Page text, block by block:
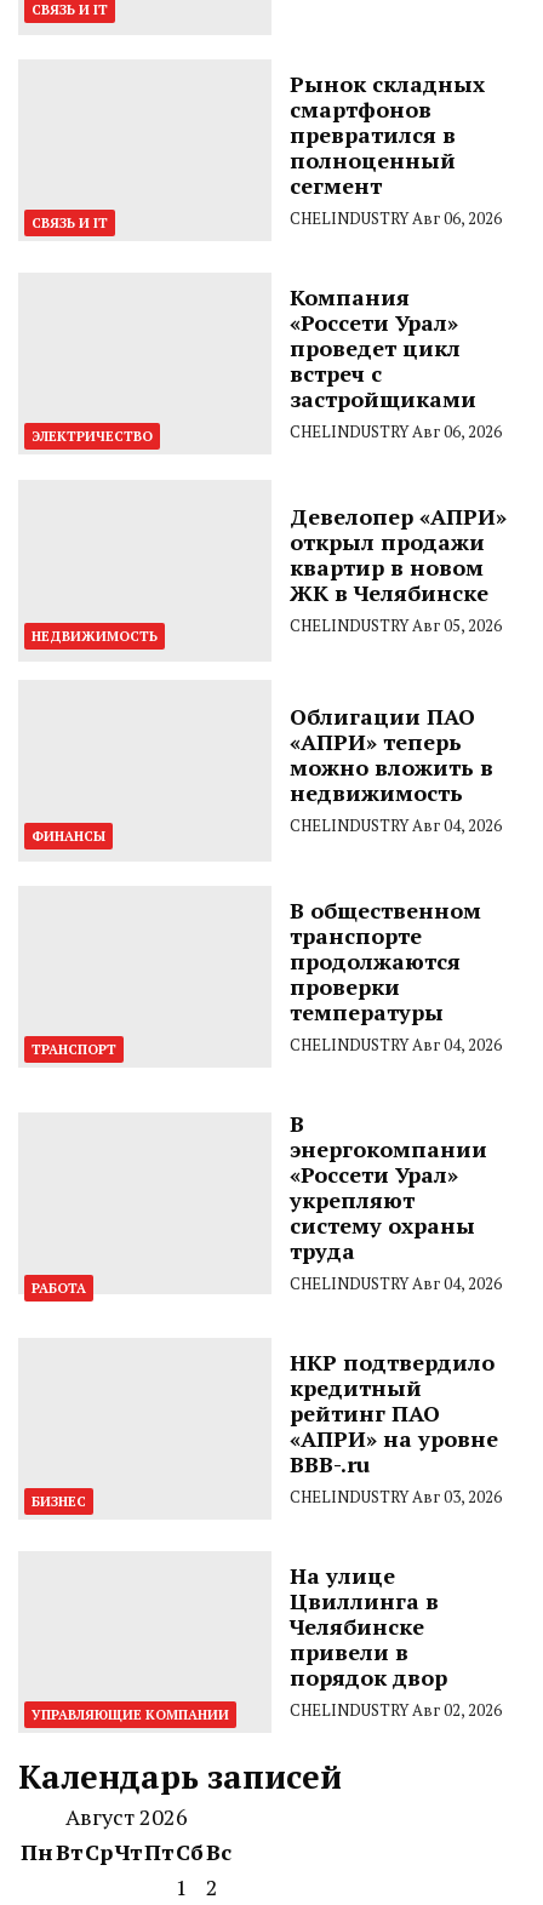
СВЯЗЬ И IT
СВЯЗЬ И IT
Рынок складных
смартфонов
превратился в
полноценный
сегмент
CHELINDUSTRYАвг 06, 2026
ЭЛЕКТРИЧЕСТВО
Компания
«Россети Урал»
проведет цикл
встреч с
застройщиками
CHELINDUSTRYАвг 06, 2026
НЕДВИЖИМОСТЬ
Девелопер «АПРИ»
открыл продажи
квартир в новом
ЖК в Челябинске
CHELINDUSTRYАвг 05, 2026
ФИНАНСЫ
Облигации ПАО
«АПРИ» теперь
можно вложить в
недвижимость
CHELINDUSTRYАвг 04, 2026
ТРАНСПОРТ
В общественном
транспорте
продолжаются
проверки
температуры
CHELINDUSTRYАвг 04, 2026
РАБОТА
В
энергокомпании
«Россети Урал»
укрепляют
систему охраны
труда
CHELINDUSTRYАвг 04, 2026
БИЗНЕС
НКР подтвердило
кредитный
рейтинг ПАО
«АПРИ» на уровне
BBB-.ru
CHELINDUSTRYАвг 03, 2026
УПРАВЛЯЮЩИЕ КОМПАНИИ
На улице
Цвиллинга в
Челябинске
привели в
порядок двор
CHELINDUSTRYАвг 02, 2026
Календарь записей
Август 2026
ПнВтСрЧтПтСбВс
1
2